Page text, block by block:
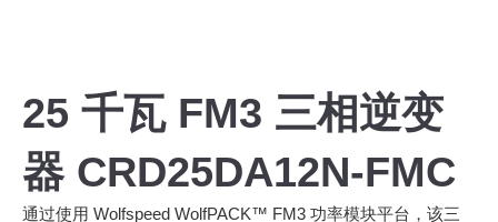
25 千瓦 FM3 三相逆变
器 CRD25DA12N-FMC
通过使用 Wolfspeed WolfPACK™ FM3 功率模块平台，该三